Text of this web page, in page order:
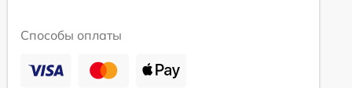
Способы оплаты